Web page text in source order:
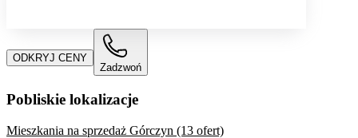
ODKRYJ CENY
Zadzwoń
Pobliskie lokalizacje
Mieszkania na sprzedaż Górczyn (13 ofert)